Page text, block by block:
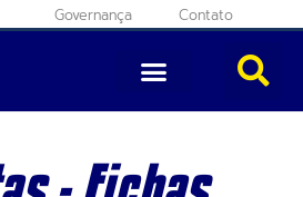
de ferramentas
Governança Contato